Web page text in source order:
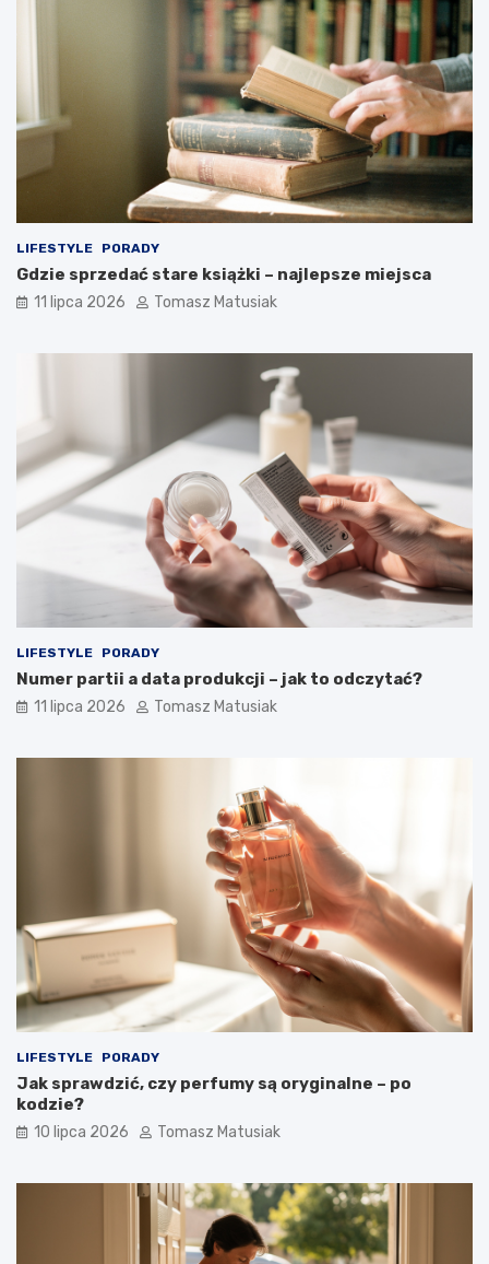
LIFESTYLE PORADY
Gdzie sprzedać stare książki – najlepsze miejsca
11 lipca 2026 Tomasz Matusiak
LIFESTYLE PORADY
Numer partii a data produkcji – jak to odczytać?
11 lipca 2026 Tomasz Matusiak
LIFESTYLE PORADY
Jak sprawdzić, czy perfumy są oryginalne – po
kodzie?
10 lipca 2026 Tomasz Matusiak